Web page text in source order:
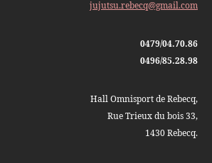
jujutsu.rebecq@gmail.com
0479/04.70.86
0496/85.28.98
Hall Omnisport de Rebecq,
Rue Trieux du bois 33,
1430 Rebecq.